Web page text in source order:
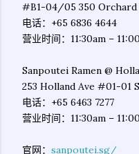
#B1-04/05 350 Orchard
电话：+65 6836 4644
营业时间：11:30am –
Sanpoutei Ramen @
253 Holland Ave #01-01
电话：+65 6463 7277
营业时间：11:30am –
官网： sanpoutei.sg/